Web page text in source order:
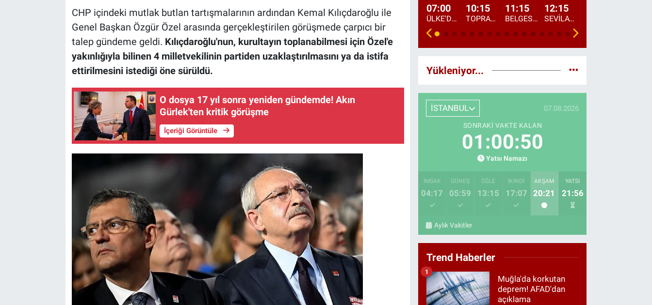
CHP içindeki mutlak butlan tartışmalarının ardından Kemal Kılıçdaroğlu ile
Genel Başkan Özgür Özel arasında gerçekleştirilen görüşmede çarpıcı bir
talep gündeme geldi. Kılıçdaroğlu'nun, kurultayın toplanabilmesi için Özel'e
yakınlığıyla bilinen 4 milletvekilinin partiden uzaklaştırılmasını ya da istifa
ettirilmesini istediği öne sürüldü.
O dosya 17 yıl sonra yeniden gündemde! Akın
Gürlek'ten kritik görüşme
İçeriği Görüntüle
07:00
ÜLKE'DE BU SABAH
10:15
TOPRAKTAN SOFRAYA
11:15
BELGESEL: "ÜLKE'NİN ALIN TERİ"
12:15
SEVİLAY SUNGUR İLE ELİMİN BEREKETİ
Yükleniyor...
İSTANBUL 07.08.2026
SONRAKI VAKTE KALAN
01:00:49
Yatsı Namazı
İMSAK
04:17
GÜNEŞ
05:59
ÖĞLE
13:15
İKINDI
17:07
AKŞAM
20:21
YATSI
21:56
Aylık Vakitler
Trend Haberler
Muğla'da korkutan
deprem! AFAD'dan
açıklama
1